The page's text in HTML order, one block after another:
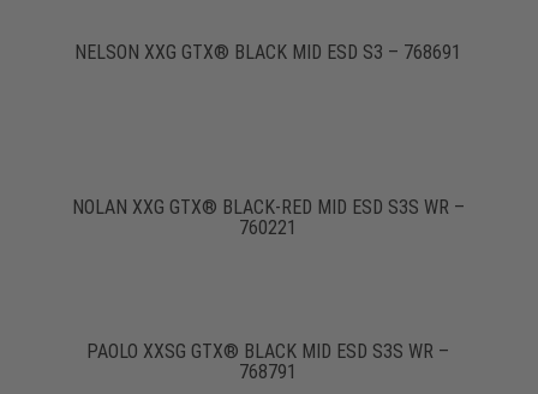
NELSON XXG GTX® BLACK MID ESD S3 – 768691
NOLAN XXG GTX® BLACK-RED MID ESD S3S WR –
760221
PAOLO XXSG GTX® BLACK MID ESD S3S WR –
768791